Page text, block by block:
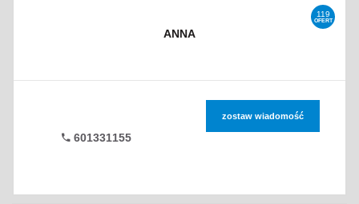
119
OFERT
ANNA
601331155
zostaw wiadomość